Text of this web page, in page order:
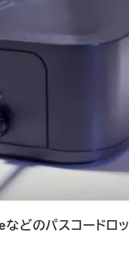
どのパスコードロッ